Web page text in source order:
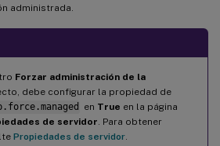
administrada.
Forzar administración de la
debe configurar la propiedad de
en True en la página
de servidor. Para obtener
Propiedades de servidor.